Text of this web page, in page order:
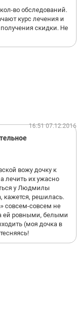
во обследований.
курс лечения и
скидки. Не
16:51 07.12.2016
вожу дочку к
лечить их ужасно
у Людмилы
решилась.
совсем-совсем не
ей ровными, белыми
(моя дочка в